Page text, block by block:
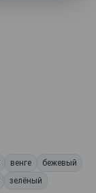
венге
бежевый
зелёный